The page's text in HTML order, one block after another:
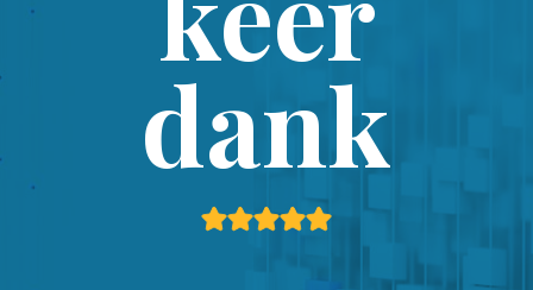
dank